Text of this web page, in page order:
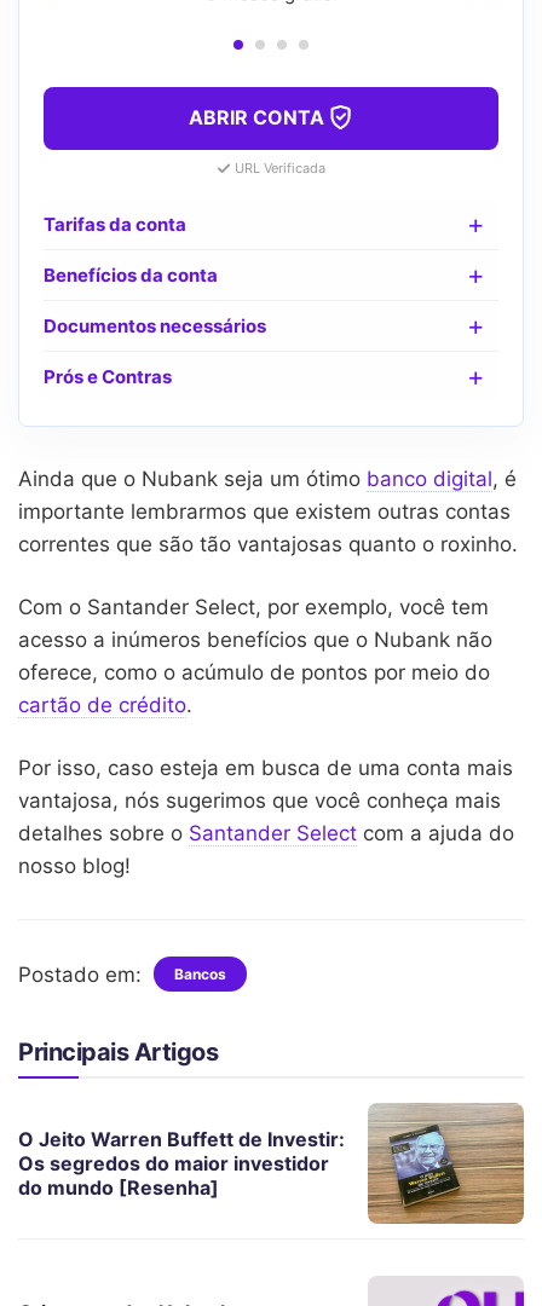
ABRIR CONTA
URL Verificada
Tarifas da conta
Benefícios da conta
Documentos necessários
Prós e Contras
Ainda que o Nubank seja um ótimo banco digital, é
importante lembrarmos que existem outras contas
correntes que são tão vantajosas quanto o roxinho.
Com o Santander Select, por exemplo, você tem
acesso a inúmeros benefícios que o Nubank não
oferece, como o acúmulo de pontos por meio do
cartão de crédito.
Por isso, caso esteja em busca de uma conta mais
vantajosa, nós sugerimos que você conheça mais
detalhes sobre o Santander Select com a ajuda do
nosso blog!
Postado em: Bancos
Principais Artigos
O Jeito Warren Buffett de Investir:
Os segredos do maior investidor
do mundo [Resenha]